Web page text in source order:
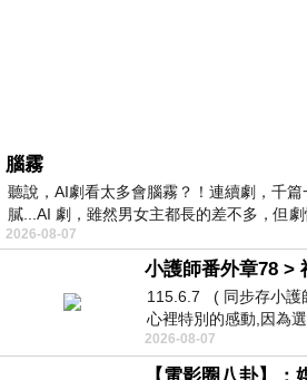
腦霧
聽說，AI劇看太多會腦霧？！連續劇，千
膩...AI 劇，雖然男女主都長的差不多，但
2026-08-07
115.6.7 ( 同步存小護
心裡特別的感動,因為
智課的她,特來傾
2026-08-07